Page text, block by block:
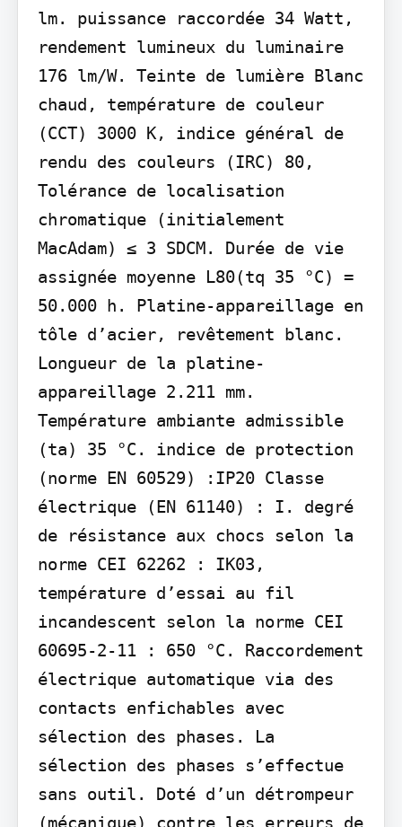
lm. puissance raccordée 34 Watt,
rendement lumineux du luminaire
176 lm/W. Teinte de lumière Blanc
chaud, température de couleur
(CCT) 3000 K, indice général de
rendu des couleurs (IRC) 80,
Tolérance de localisation
chromatique (initialement
MacAdam) ≤ 3 SDCM. Durée de vie
assignée moyenne L80(tq 35 °C) =
50.000 h. Platine-appareillage en
tôle d’acier, revêtement blanc.
Longueur de la platine-
appareillage 2.211 mm.
Température ambiante admissible
(ta) 35 °C. indice de protection
(norme EN 60529) :IP20 Classe
électrique (EN 61140) : I. degré
de résistance aux chocs selon la
norme CEI 62262 : IK03,
température d’essai au fil
incandescent selon la norme CEI
60695-2-11 : 650 °C. Raccordement
électrique automatique via des
contacts enfichables avec
sélection des phases. La
sélection des phases s’effectue
sans outil. Doté d’un détrompeur
(mécanique) contre les erreurs de